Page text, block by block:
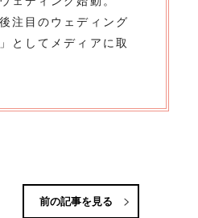
注目のウェディング
としてメディアに取
前の記事を見る